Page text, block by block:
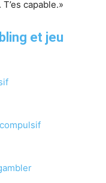
capable.»
et jeu